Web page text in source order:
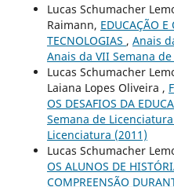
Lucas Schumacher
Raimann, EDUCAÇÃO E
TECNOLOGIAS , Anais
Anais da VII Semana
Lucas Schumacher
Laiana Lopes Oliveira ,
OS DESAFIOS DA
Semana de
Licenciatura (2011)
Lucas Schumacher
OS ALUNOS DE
COMPREENSÃO